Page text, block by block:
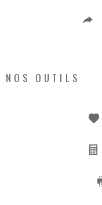
NOS OUTILS